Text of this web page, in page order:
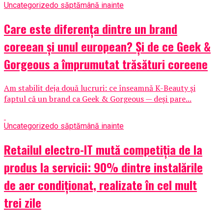
Uncategorizedo săptămână inainte
Care este diferența dintre un brand
coreean și unul european? Și de ce Geek &
Gorgeous a împrumutat trăsături coreene
Am stabilit deja două lucruri: ce înseamnă K-Beauty și
faptul că un brand ca Geek & Gorgeous — deși pare...
Uncategorizedo săptămână inainte
Retailul electro-IT mută competiția de la
produs la servicii: 90% dintre instalările
de aer condiționat, realizate în cel mult
trei zile